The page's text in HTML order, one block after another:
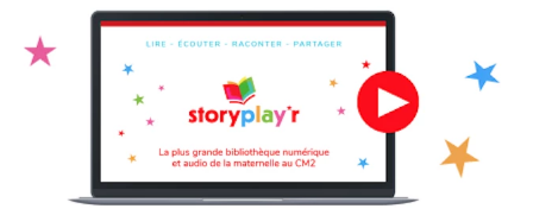
En famille
Quotidien et loisirs